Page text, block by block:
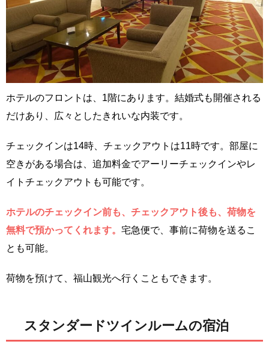
ホテルのフロントは、1階にあります。結婚式も開催される
だけあり、広々としたきれいな内装です。
チェックインは14時、チェックアウトは11時です。部屋に
空きがある場合は、追加料金でアーリーチェックインやレ
イトチェックアウトも可能です。
ホテルのチェックイン前も、チェックアウト後も、荷物を
無料で預かってくれます。 宅急便で、事前に荷物を送るこ
とも可能。
荷物を預けて、福山観光へ行くこともできます。
スタンダードツインルームの宿泊